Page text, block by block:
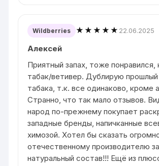
Wildberries ★★★★★ 22.06.2025
Алексей
Приятный запах, тоже понравился,
табак/ветивер. Дублирую
табака, т.к. все одинаково, кроме
Странно, что так мало отзывов.
народ по-прежнему покупает
западные бренды, напичканные
химозой. Хотел бы сказать
отечественному производителю за
натуральный состав!!! Ещё из